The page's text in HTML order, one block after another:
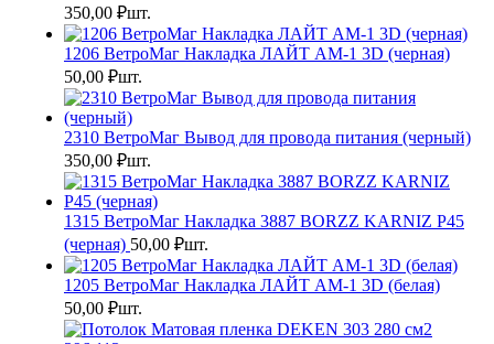
350,00 ₽шт.
1206 ВетроМаг Накладка ЛАЙТ АМ-1 3D (черная)
50,00 ₽шт.
2310 ВетроМаг Вывод для провода питания (черный)
350,00 ₽шт.
1315 ВетроМаг Накладка 3887 BORZZ KARNIZ P45
(черная) 50,00 ₽шт.
1205 ВетроМаг Накладка ЛАЙТ АМ-1 3D (белая)
50,00 ₽шт.